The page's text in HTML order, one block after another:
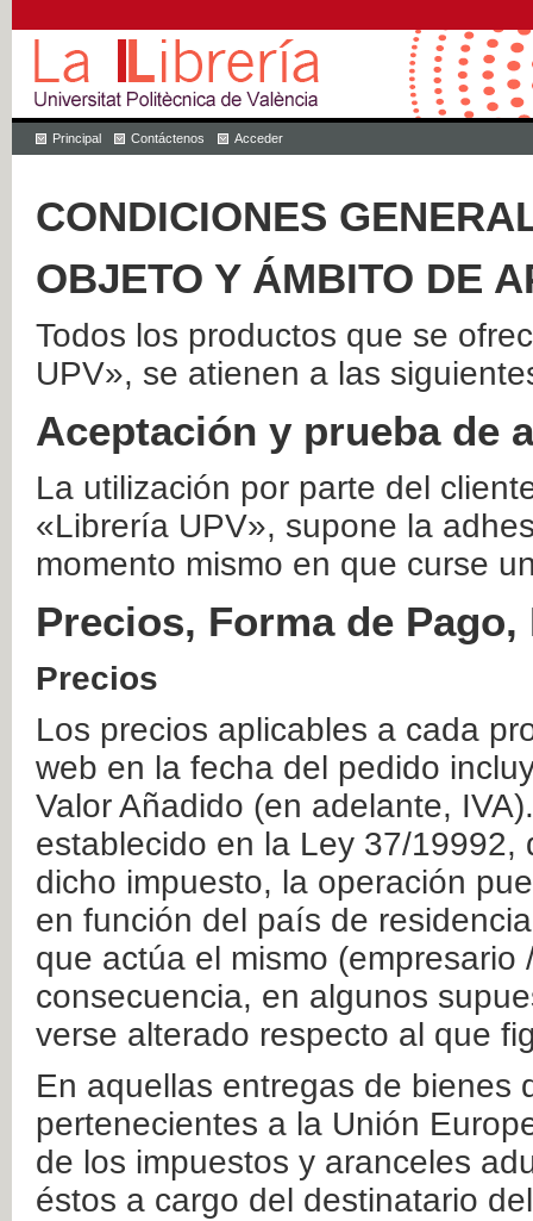
Principal Contáctenos Acceder
CONDICIONES
OBJETO Y ÁMBITO DE
Todos los productos que se
UPV», se atienen a las
Aceptación y prueba de
La utilización por parte del
«Librería UPV», supone la
momento mismo en que curse
Precios, Forma de
Precios
Los precios aplicables a cada
web en la fecha del pedido
Valor Añadido (en adelante,
establecido en la Ley 37/
dicho impuesto, la operación
en función del país de
que actúa el mismo
consecuencia, en algunos
verse alterado respecto al que
En aquellas entregas de bienes
pertenecientes a la Unión
de los impuestos y aranceles
éstos a cargo del destinatario